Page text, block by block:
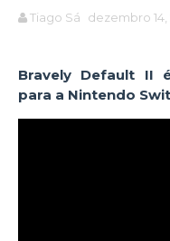
Tiago Sá dezembro 14,
Bravely Default II
para a Nintendo